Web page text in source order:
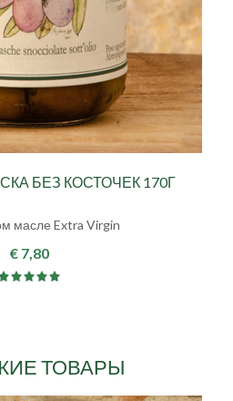
БЕЗ КОСТОЧЕК 170Г
масле Extra Virgin
€ 7,80
ТОВАРЫ